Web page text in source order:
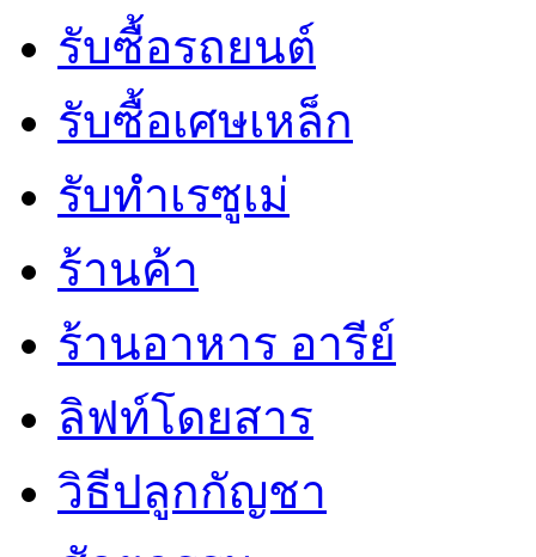
รับซื้อรถยนต์
รับซื้อเศษเหล็ก
รับทำเรซูเม่
ร้านค้า
ร้านอาหาร อารีย์
ลิฟท์โดยสาร
วิธีปลูกกัญชา